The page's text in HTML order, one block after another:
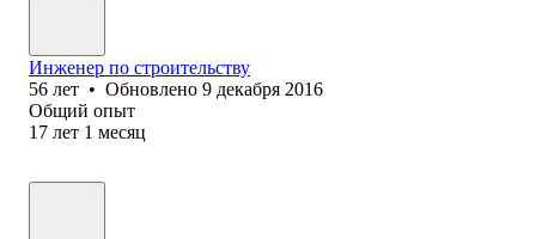
Инженер по строительству
56 лет • Обновлено 9 декабря 2016
Общий опыт
17 лет 1 месяц